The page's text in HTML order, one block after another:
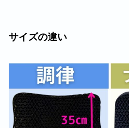
サイズの違い